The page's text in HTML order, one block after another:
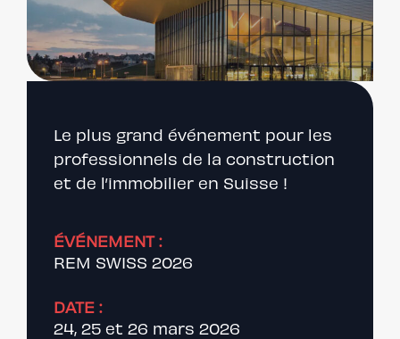
Le plus grand événement pour les
professionnels de la construction
et de l’immobilier en Suisse !
ÉVÉNEMENT :
REM SWISS 2026
DATE :
24, 25 et 26 mars 2026